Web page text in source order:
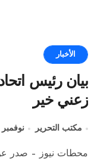
الأخبار
بيان رئيس
زعني خير
مكتب التحرير نوفمبر 11, 2019
محطات نيوز – صدر عن رئيس اتحاد بلديات قضاء زغرتا السيد